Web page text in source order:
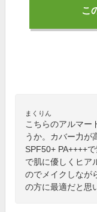
こ
まくりん
こちらのアルマー
うか。カバー力が
SPF50+ PA++++
で肌に優しくヒア
のでメイクしなが
の方に最適だと思